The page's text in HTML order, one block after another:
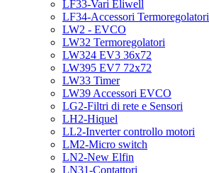
LF33-Vari Eliwell
LF34-Accessori Termoregolatori
LW2 - EVCO
LW32 Termoregolatori
LW324 EV3 36x72
LW395 EV7 72x72
LW33 Timer
LW39 Accessori EVCO
LG2-Filtri di rete e Sensori
LH2-Hiquel
LL2-Inverter controllo motori
LM2-Micro switch
LN2-New Elfin
LN31-Contattori